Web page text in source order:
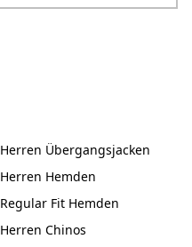
Herren Übergangsjacken
Herren Hemden
Regular Fit Hemden
Herren Chinos